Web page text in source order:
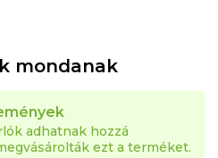
mondanak
adhatnak hozzá
ezt a terméket.